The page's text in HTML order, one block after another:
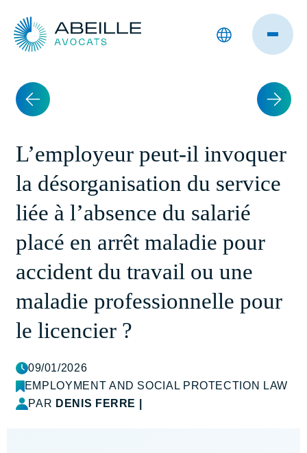
L’employeur peut-il invoquer
la désorganisation du service
liée à l’absence du salarié
placé en arrêt maladie pour
accident du travail ou une
maladie professionnelle pour
le licencier ?
09/01/2026
EMPLOYMENT AND SOCIAL PROTECTION LAW
PAR DENIS FERRE